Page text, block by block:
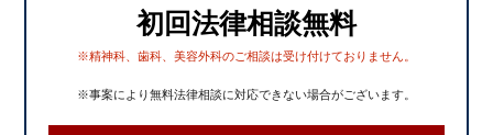
初回法律相談無料
※精神科、歯科、美容外科のご相談は受け付けておりません。
※事案により無料法律相談に対応できない場合がございます。